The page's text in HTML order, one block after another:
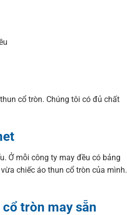
cổ tròn. Chúng tôi có đủ chất
Ở mỗi công ty may đều có bảng
chiếc áo thun cổ tròn của mình.
tròn may sẵn